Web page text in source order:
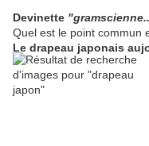
Devinette
Quel est le point commun
Le drapeau japonais